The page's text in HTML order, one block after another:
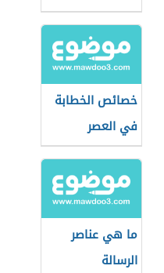
خصائص الخطابة
في العصر
الجاهلي
ما هي عناصر
الرسالة